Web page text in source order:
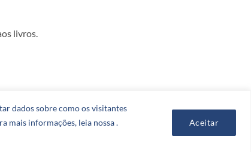
dados sobre como os visitantes
mais informações, leia nossa .
Aceitar
livros.
Visa PayPal Stripe